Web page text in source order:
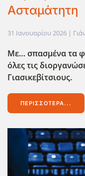
Ασταμάτητη
31 Ιανουαρίου 2026 |
Με… σπασμένα τα
όλες τις
Γιασικεβίτσιους.
ΠΕΡΙΣΣΌΤΕΡΑ...